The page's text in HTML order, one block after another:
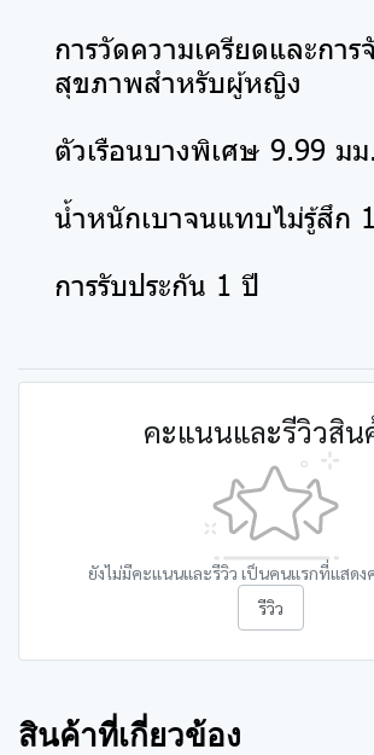
การวัดความเครียดและการ
สุขภาพสำหรับผู้หญิง
ตัวเรือนบางพิเศษ 9.99 มม.
น้ำหนักเบาจนแทบไม่รู้สึก
การรับประกัน 1 ปี
คะแนนและรีวิวสิน
ยังไม่มีคะแนนและรีวิว เป็นคนแรกที่แสดง
รีวิว
สินค้าที่เกี่ยวข้อง